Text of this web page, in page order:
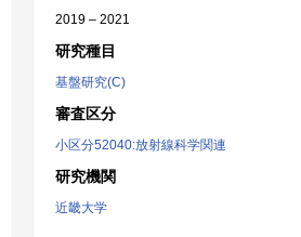
2019 – 2021
研究種目
基盤研究(C)
審査区分
小区分52040:放射線科学関連
研究機関
近畿大学